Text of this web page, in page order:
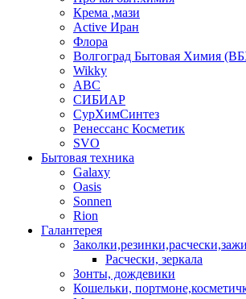
Крема ,мази
Аctive Иран
Флора
Волгоград Бытовая Химия
Wikky
АВС
СИБИАР
СурХимСинтез
Ренессанс Косметик
SVO
Бытовая техника
Galaxy
Oasis
Sonnen
Rion
Галантерея
Расчески, зеркала
Зонты, дождевики
Кошельки,